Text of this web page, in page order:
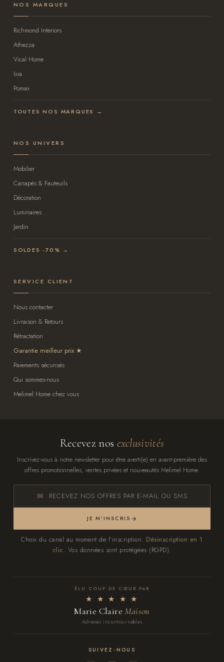
NOS MARQUES
Richmond Interiors
Athezza
Vical Home
Ixia
Pomax
TOUTES NOS MARQUES →
NOS UNIVERS
Mobilier
Canapés & Fauteuils
Décoration
Luminaires
Jardin
SOLDES -70% →
SERVICE CLIENT
Nous contacter
Livraison & Retours
Rétractation
Garantie meilleur prix
Paiements sécurisés
Qui sommes-nous
Melimel Home chez vous
Recevez nos exclusivités
Inscrivez-vous à notre newsletter pour être averti(e) en avant-première des
offres promotionnelles, ventes privées et nouveautés Melimel Home.
RECEVEZ NOS OFFRES PAR E-MAIL OU SMS
JE M'INSCRIS
Choix du canal au moment de l'inscription. Désinscription en 1
clic. Vos données sont protégées (RGPD).
ÉLU COUP DE CŒUR PAR
★ ★ ★ ★ ★
Marie ClaireMaison
Adresses incontournables
SUIVEZ-NOUS